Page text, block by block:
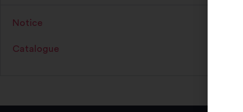
Notice
Catalogue